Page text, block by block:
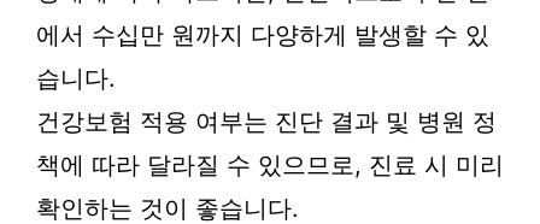
에서 수십만 원까지 다양하게 발생할 수 있
습니다.
건강보험 적용 여부는 진단 결과 및 병원 정
책에 따라 달라질 수 있으므로, 진료 시 미리
확인하는 것이 좋습니다.